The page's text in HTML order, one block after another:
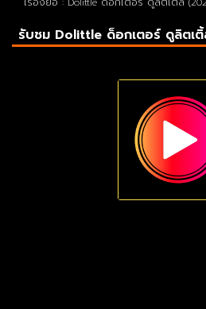
รับชม Dolittle ด็อกเตอร์ ดูลิตเ